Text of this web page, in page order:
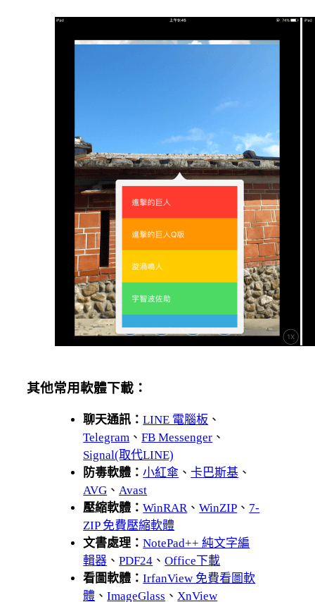
其他常用軟體下載：
聊天通訊：LINE 電腦板 、
Telegram 、FB Messenger 、
Signal(取代LINE)
防毒軟體：小紅傘 、卡巴斯基 、
AVG 、 Avast
壓縮軟體：WinRAR 、WinZIP 、 7-
ZIP 免費壓縮軟體
文書處理：NotePad++ 純文字編
輯器 、PDF24 、Office下載
看圖軟體：IrfanView 免費看圖軟
體 、ImageGlass 、 XnView